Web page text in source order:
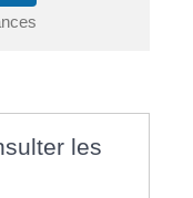
les